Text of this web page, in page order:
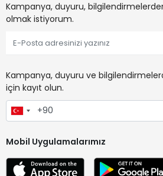
Kampanya, duyuru,
olmak istiyorum.
Kampanya, duyuru ve
için kayıt olun.
Mobil Uygulamalarımız